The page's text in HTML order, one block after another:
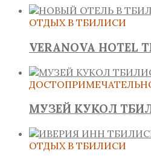
ОТДЫХ В ТБИЛИСИ
VERANOVA HOTEL
МУЗЕЙ КУКОЛ
ОТДЫХ В ТБИЛИСИ